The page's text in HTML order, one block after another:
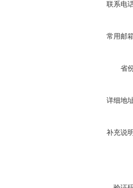
联系电
常用邮
省
详细地
补充说